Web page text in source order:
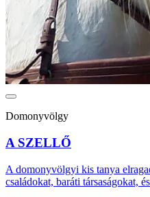
Domonyvölgy
A SZELLŐ
A domonyvölgyi kis tanya
családokat, baráti társaságokat,